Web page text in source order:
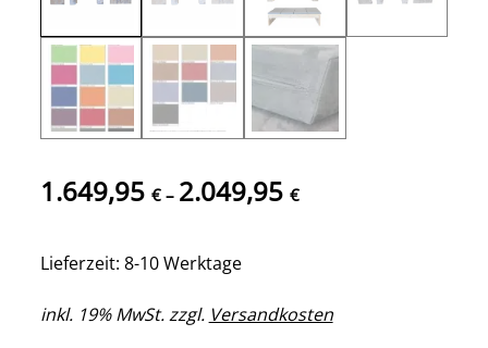
1.649,95 €– 2.049,95 €
Lieferzeit: 8-10 Werktage
inkl. 19% MwSt. zzgl. Versandkosten